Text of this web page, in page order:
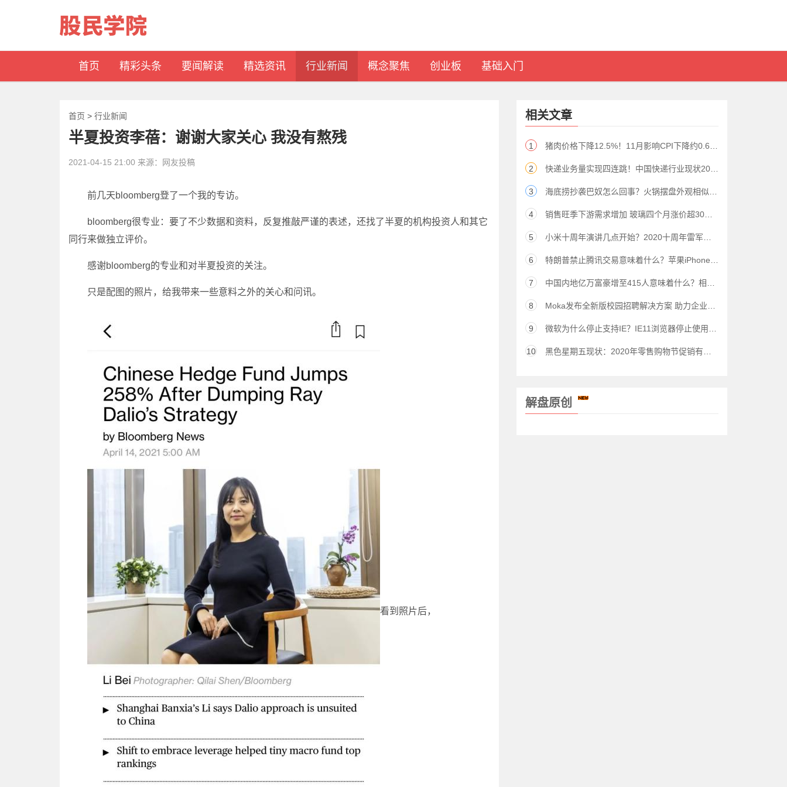
首页 精彩头条 要闻解读 精选资讯 行业新闻 概念聚焦 创业板 基础入门
首页 > 行业新闻
半夏投资李蓓：谢谢大家关心 我没有熬残
2021-04-15 21:00 来源：网友投稿
前几天bloomberg登了一个我的专访。
bloomberg很专业：要了不少数据和资料，反复推敲严谨的表述，还找了半夏的机构投资人和其它
同行来做独立评价。
感谢bloomberg的专业和对半夏投资的关注。
只是配图的照片，给我带来一些意料之外的关心和问讯。
看到照片后，
相关文章
1 猪肉价格下降12.5%！11月影响CPI下降约0.60个百分点
2 快递业务量实现四连跳！中国快递行业现状2020新消息解读
3 海底捞抄袭巴奴怎么回事？火锅摆盘外观相似被质疑
4 销售旺季下游需求增加 玻璃四个月涨价超30％（股）
5 小米十周年演讲几点开始？2020十周年雷军演讲直播哪里看？
6 特朗普禁止腾讯交易意味着什么？苹果iPhone手机微信会下架吗？
7 中国内地亿万富豪增至415人意味着什么？相关解读
8 Moka发布全新版校园招聘解决方案 助力企业提升精细化校招运营能力
9 微软为什么停止支持IE？IE11浏览器停止使用时间表出炉
10 黑色星期五现状：2020年零售购物节促销有何变化？
解盘原创